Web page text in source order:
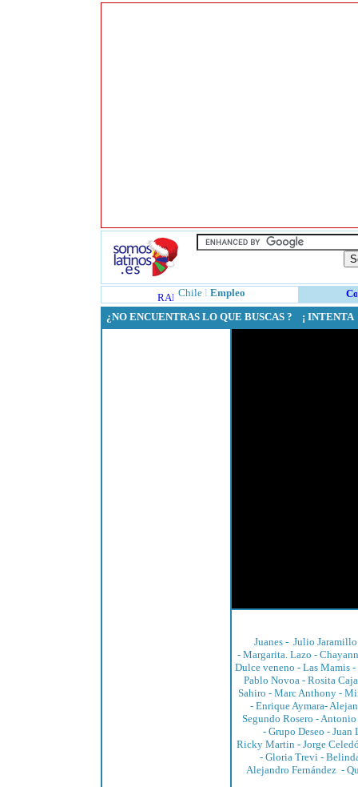
Chile l Empleo
¿NO ENCUENTRAS LO QUE BUSCAS ? ¡
Juanes - Julio Jaramillo
- Margarita. Lazo -
Dulce veneno - Las Mamis-
Pablo Novoa - Rosita
Sahiro - Marc Anthony -
- Enrique Aymara-
Segundo Rosero -Antonio
- Grupo Deseo - Juan
Ricky Martin - Jorge
- Gloria Trevi-
Alejandro Fernández -